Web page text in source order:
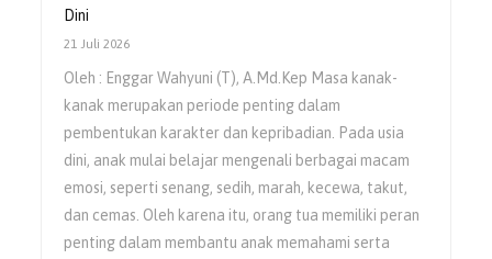
Dini
21 Juli 2026
Oleh : Enggar Wahyuni (T), A.Md.Kep Masa kanak-
kanak merupakan periode penting dalam
pembentukan karakter dan kepribadian. Pada usia
dini, anak mulai belajar mengenali berbagai macam
emosi, seperti senang, sedih, marah, kecewa, takut,
dan cemas. Oleh karena itu, orang tua memiliki peran
penting dalam membantu anak memahami serta